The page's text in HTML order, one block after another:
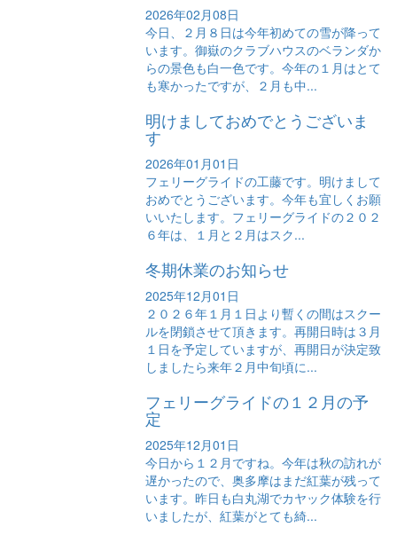
2026年02月08日
今日、２月８日は今年初めての雪が降って
います。御嶽のクラブハウスのベランダか
らの景色も白一色です。今年の１月はとて
も寒かったですが、２月も中...
明けましておめでとうございま
す
2026年01月01日
フェリーグライドの工藤です。明けまして
おめでとうございます。今年も宜しくお願
いいたします。フェリーグライドの２０２
６年は、１月と２月はスク...
冬期休業のお知らせ
2025年12月01日
２０２６年１月１日より暫くの間はスクー
ルを閉鎖させて頂きます。再開日時は３月
１日を予定していますが、再開日が決定致
しましたら来年２月中旬頃に...
フェリーグライドの１２月の予
定
2025年12月01日
今日から１２月ですね。今年は秋の訪れが
遅かったので、奥多摩はまだ紅葉が残って
います。昨日も白丸湖でカヤック体験を行
いましたが、紅葉がとても綺...